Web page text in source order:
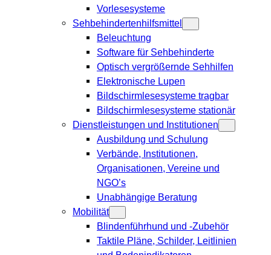
Vorlesesysteme
Sehbehindertenhilfsmittel
Beleuchtung
Software für Sehbehinderte
Optisch vergrößernde Sehhilfen
Elektronische Lupen
Bildschirmlesesysteme tragbar
Bildschirmlesesysteme stationär
Dienstleistungen und Institutionen
Ausbildung und Schulung
Verbände, Institutionen,
Organisationen, Vereine und
NGO’s
Unabhängige Beratung
Mobilität
Blindenführhund und -Zubehör
Taktile Pläne, Schilder, Leitlinien